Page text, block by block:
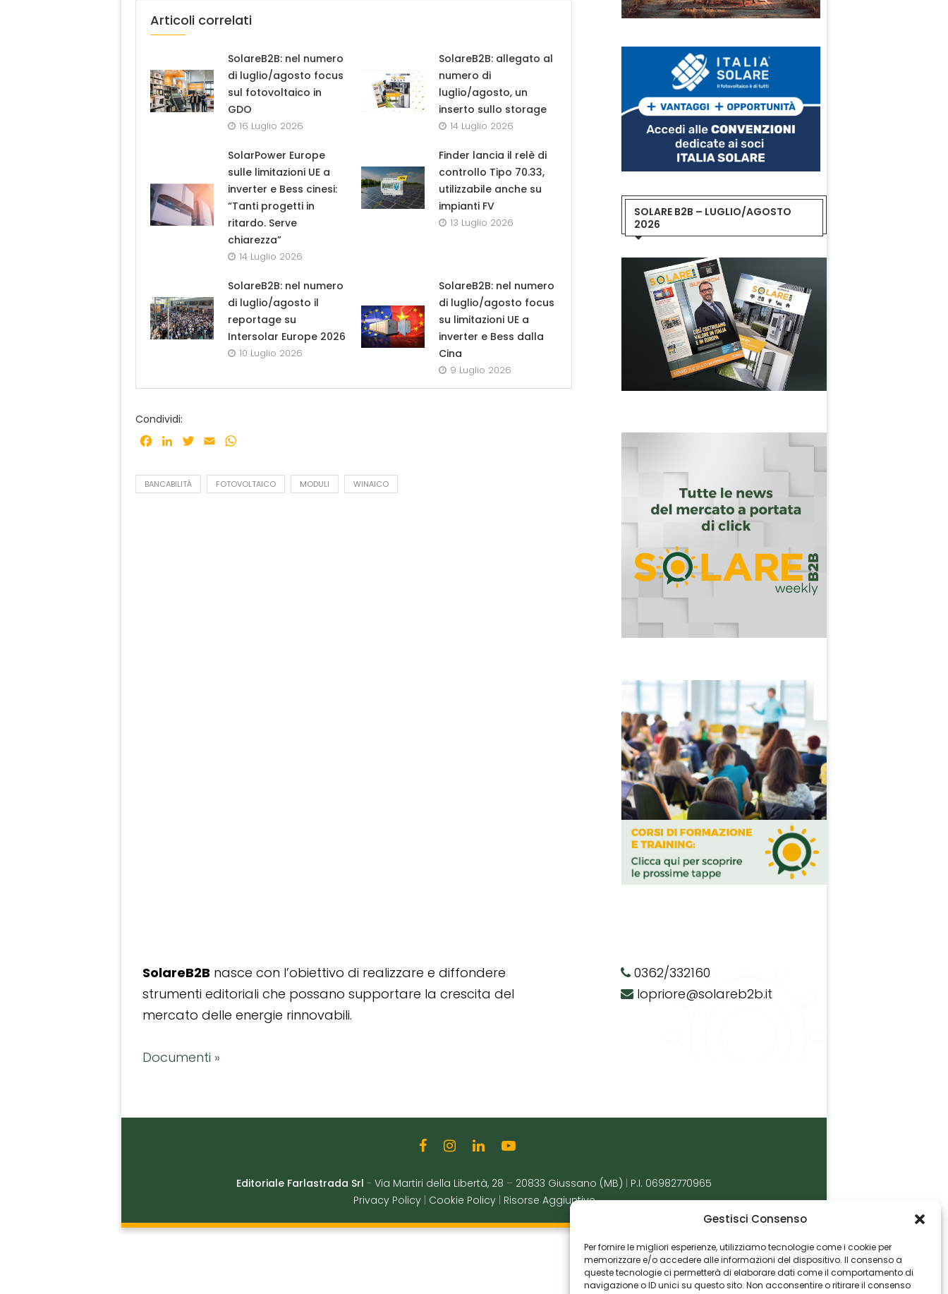
Gestisci Consenso
Per fornire le migliori esperienze, utilizziamo tecnologie come i cookie per
memorizzare e/o accedere alle informazioni del dispositivo. Il consenso a
queste tecnologie ci permetterà di elaborare dati come il comportamento di
navigazione o ID unici su questo sito. Non acconsentire o ritirare il consenso
Articoli correlati
SolareB2B: nel numero
di luglio/agosto focus
sul fotovoltaico in
GDO
16 Luglio 2026
SolareB2B: allegato al
numero di
luglio/agosto, un
inserto sullo storage
14 Luglio 2026
SolarPower Europe
sulle limitazioni UE a
inverter e Bess cinesi:
“Tanti progetti in
ritardo. Serve
chiarezza”
14 Luglio 2026
Finder lancia il relè di
controllo Tipo 70.33,
utilizzabile anche su
impianti FV
13 Luglio 2026
SolareB2B: nel numero
di luglio/agosto il
reportage su
Intersolar Europe 2026
10 Luglio 2026
SolareB2B: nel numero
di luglio/agosto focus
su limitazioni UE a
inverter e Bess dalla
Cina
9 Luglio 2026
Condividi:
Facebook
LinkedInTwitter
Email
BANCABILITÀ FOTOVOLTAICO MODULI WINAICO
SOLARE B2B – LUGLIO/AGOSTO
2026
SolareB2B nasce con l’obiettivo di realizzare e diffondere
strumenti editoriali che possano supportare la crescita del
mercato delle energie rinnovabili.
Documenti »
0362/332160
lopriore@solareb2b.it
Editoriale Farlastrada Srl - Via Martiri della Libertà, 28 – 20833 Giussano (MB)
P.I. 06982770965
Privacy Policy
Cookie Policy Risorse Aggiuntive